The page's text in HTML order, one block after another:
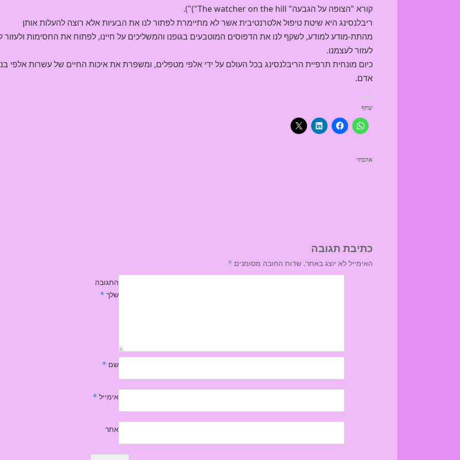
קורא "הצופה על הגבעה" The watcher on the hill")").
ריבלנסינג היא שיטת טיפול אלטרנטיבית אשר לא מתיימרת לפתור לנו את הבעיות אלא רוצה להעלות אותן
מהתת-מודע למודע, לשקף לנו את הדפוסים המוטבעים בגופנו והמשליכים על חיינו, לפתוח את החסימות ולעזור
לעזור לעצמנו.
כיום מונחית תרפיית הריבלנסינג בכל העולם על ידי אלפי מטפלים, ומשפרת את איכות החיים של עשרות אלפי
אדם.
שתף
אהבתי
כתיבת תגובה
האימייל לא יוצג באתר. שדות החובה מסומנים *
התגובה
שלך *
שם *
אימייל *
אתר